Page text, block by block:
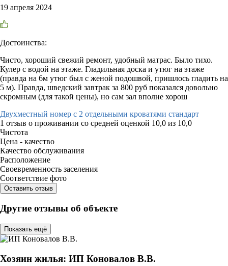
19 апреля 2024
Достоинства:
Чисто, хороший свежий ремонт, удобный матрас. Было тихо.
Кулер с водой на этаже. Гладильная доска и утюг на этаже
(правда на 6м утюг был с женой подошвой, пришлось гладить на
5 м). Правда, шведский завтрак за 800 руб показался довольно
скромным (для такой цены), но сам зал вполне хорош
Двухместный номер с 2 отдельными кроватями стандарт
1 отзыв о проживании со средней оценкой 10,0 из 10,0
Чистота
Цена - качество
Качество обслуживания
Расположение
Своевременность заселения
Соответствие фото
Оставить отзыв
Другие отзывы об объекте
Показать ещё
Хозяин жилья: ИП Коновалов В.В.